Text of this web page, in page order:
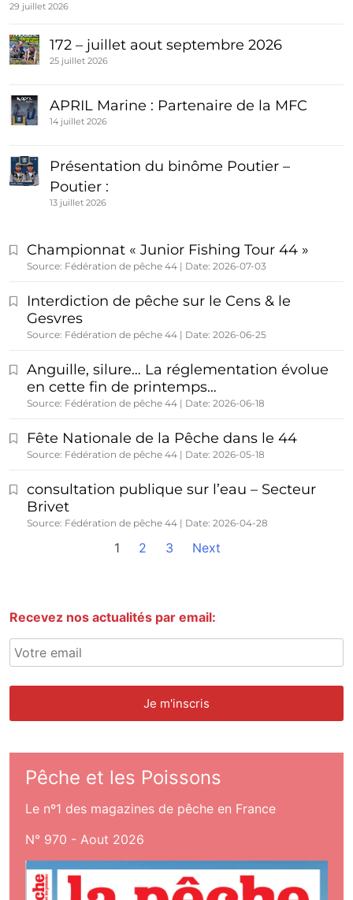
29 juillet 2026
172 – juillet aout septembre 2026
25 juillet 2026
APRIL Marine : Partenaire de la MFC
14 juillet 2026
Présentation du binôme Poutier –
Poutier :
13 juillet 2026
Championnat « Junior Fishing Tour 44 »
Source: Fédération de pêche 44 Date: 2026-07-03
Interdiction de pêche sur le Cens & le
Gesvres
Source: Fédération de pêche 44 Date: 2026-06-25
Anguille, silure… La réglementation évolue
en cette fin de printemps…
Source: Fédération de pêche 44 Date: 2026-06-18
Fête Nationale de la Pêche dans le 44
Source: Fédération de pêche 44 Date: 2026-05-18
consultation publique sur l’eau – Secteur
Brivet
Source: Fédération de pêche 44 Date: 2026-04-28
1 2 3 Next
Recevez nos actualités par email:
Pêche et les Poissons
Le nº1 des magazines de pêche en France
N° 970 - Aout 2026